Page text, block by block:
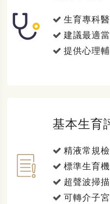
生育專科
建議最適
提供心理
基本生育
精液常規
標準生育
超聲波掃描
可轉介子